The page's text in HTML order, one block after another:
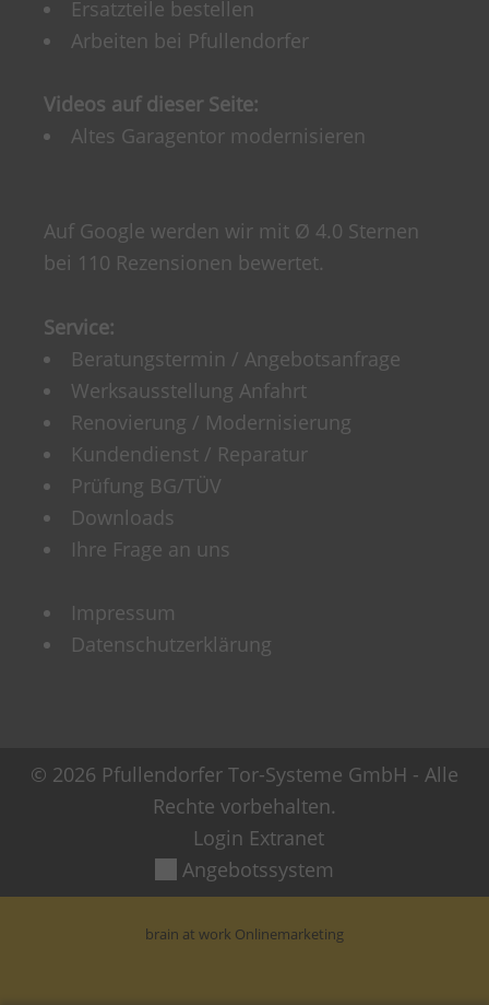
Ersatzteile bestellen
Arbeiten bei Pfullendorfer
Videos auf dieser Seite:
Altes Garagentor modernisieren
Auf Google werden wir mit Ø 4.0 Sternen
bei 110 Rezensionen bewertet.
Service:
Beratungstermin / Angebotsanfrage
Werksausstellung Anfahrt
Renovierung / Modernisierung
Kundendienst / Reparatur
Prüfung BG/TÜV
Downloads
Ihre Frage an uns
Impressum
Datenschutzerklärung
© 2026 Pfullendorfer Tor-Systeme GmbH - Alle
Rechte vorbehalten.
Login Extranet
Angebotssystem
brain at work Onlinemarketing